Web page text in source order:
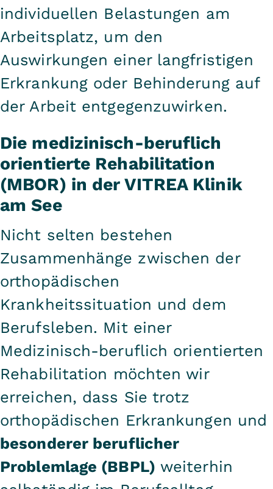
individuellen Belastungen am
Arbeitsplatz, um den
Auswirkungen einer langfristigen
Erkrankung oder Behinderung auf
der Arbeit entgegenzuwirken.
Die medizinisch-beruflich
orientierte Rehabilitation
(MBOR) in der VITREA Klinik
am See
Nicht selten bestehen
Zusammenhänge zwischen der
orthopädischen
Krankheitssituation und dem
Berufsleben. Mit einer
Medizinisch-beruflich orientierten
Rehabilitation möchten wir
erreichen, dass Sie trotz
orthopädischen Erkrankungen und
besonderer beruflicher
Problemlage (BBPL) weiterhin